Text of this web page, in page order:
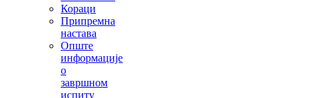
Кораци
Припремна
настава
Опште
информације
о
завршном
испиту